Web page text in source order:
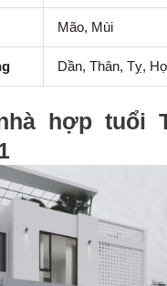
Mão, Mùi
Dần, Thân, Tỵ,
hợp tuổi